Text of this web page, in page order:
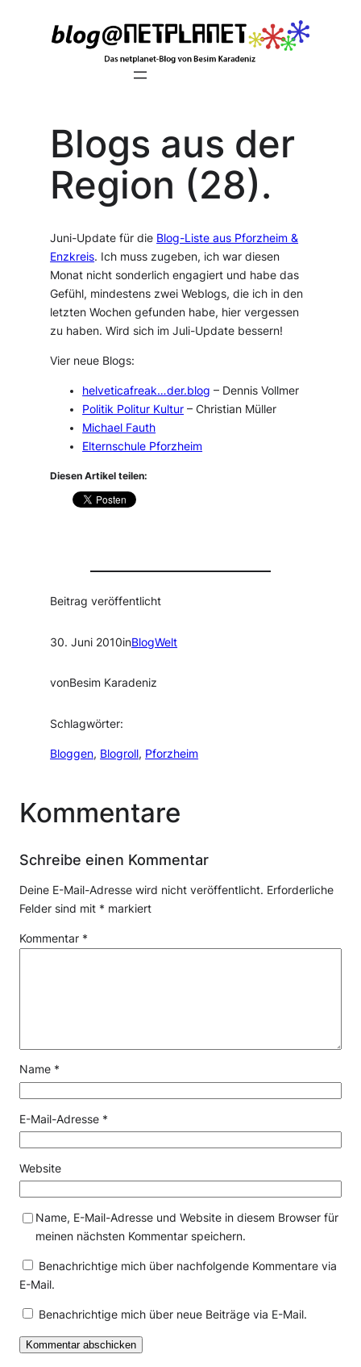
Blogs aus der
Region (28).
Juni-Update für die Blog-Liste aus Pforzheim &
Enzkreis. Ich muss zugeben, ich war diesen
Monat nicht sonderlich engagiert und habe das
Gefühl, mindestens zwei Weblogs, die ich in den
letzten Wochen gefunden habe, hier vergessen
zu haben. Wird sich im Juli-Update bessern!
Vier neue Blogs:
helveticafreak…der.blog – Dennis Vollmer
Politik Politur Kultur – Christian Müller
Michael Fauth
Elternschule Pforzheim
Diesen Artikel teilen:
Beitrag veröffentlicht
30. Juni 2010inBlogWelt
vonBesim Karadeniz
Schlagwörter:
Bloggen, Blogroll, Pforzheim
Kommentare
Schreibe einen Kommentar
Deine E-Mail-Adresse wird nicht veröffentlicht. Erforderliche
Felder sind mit * markiert
Kommentar *
Name *
E-Mail-Adresse *
Website
Name, E-Mail-Adresse und Website in diesem Browser für
meinen nächsten Kommentar speichern.
Benachrichtige mich über nachfolgende Kommentare via
E-Mail.
Benachrichtige mich über neue Beiträge via E-Mail.